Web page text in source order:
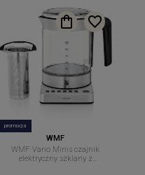
promocja
WMF
WMF Vario Minis czajnik
elektryczny szklany z